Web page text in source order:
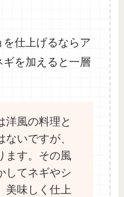
仕上げるならア
を加えると一層
洋風の料理と
いですが、
ます。その風
してネギやシ
美味しく仕上